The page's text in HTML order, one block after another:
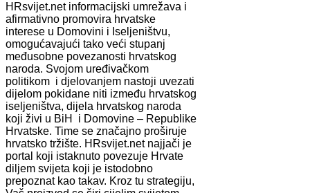
HRsvijet.net informacijski umrežava i
afirmativno promovira hrvatske
interese u Domovini i Iseljeništvu,
omogućavajući tako veći stupanj
međusobne povezanosti hrvatskog
naroda. Svojom uređivačkom
politikom i djelovanjem nastoji uvezati
dijelom pokidane niti između hrvatskog
iseljeništva, dijela hrvatskog naroda
koji živi u BiH i Domovine – Republike
Hrvatske. Time se značajno proširuje
hrvatsko tržište. HRsvijet.net najjači je
portal koji istaknuto povezuje Hrvate
diljem svijeta koji je istodobno
prepoznat kao takav. Kroz tu strategiju,